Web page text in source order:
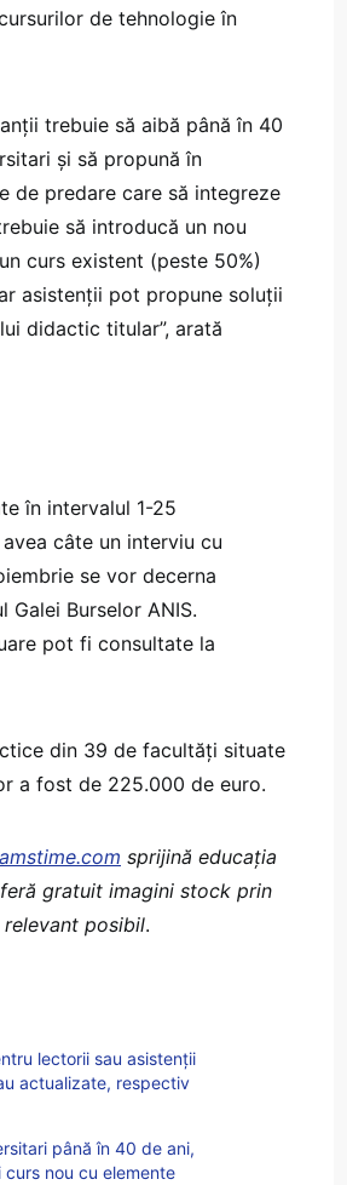
de tehnologie în
trebuie să aibă până în 40
și să propună în
de predare care să integreze
să introducă un nou
curs existent (peste 50%)
asistenții pot propune soluții
didactic titular”, arată
în intervalul 1-25
câte un interviu cu
se vor decerna
Burselor ANIS.
pot fi consultate la
din 39 de facultăți situate
a fost de 225.000 de euro.
sprijină educaţia
gratuit imagini stock prin
posibil.
lectorii sau asistenții
actualizate, respectiv
până în 40 de ani,
nou cu elemente